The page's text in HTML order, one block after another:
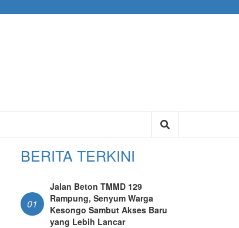
BERITA TERKINI
01
Jalan Beton TMMD 129
Rampung, Senyum Warga
Kesongo Sambut Akses Baru
yang Lebih Lancar